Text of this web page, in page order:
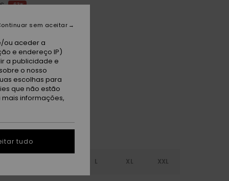
63%
€
PROMO 25% EXTRA
Tiger
L XL XXL
ou aceder a
e endereço IP)
a publicidade e
o nosso
escolhas para
que não estão
informações,
sem aceitar
tudo